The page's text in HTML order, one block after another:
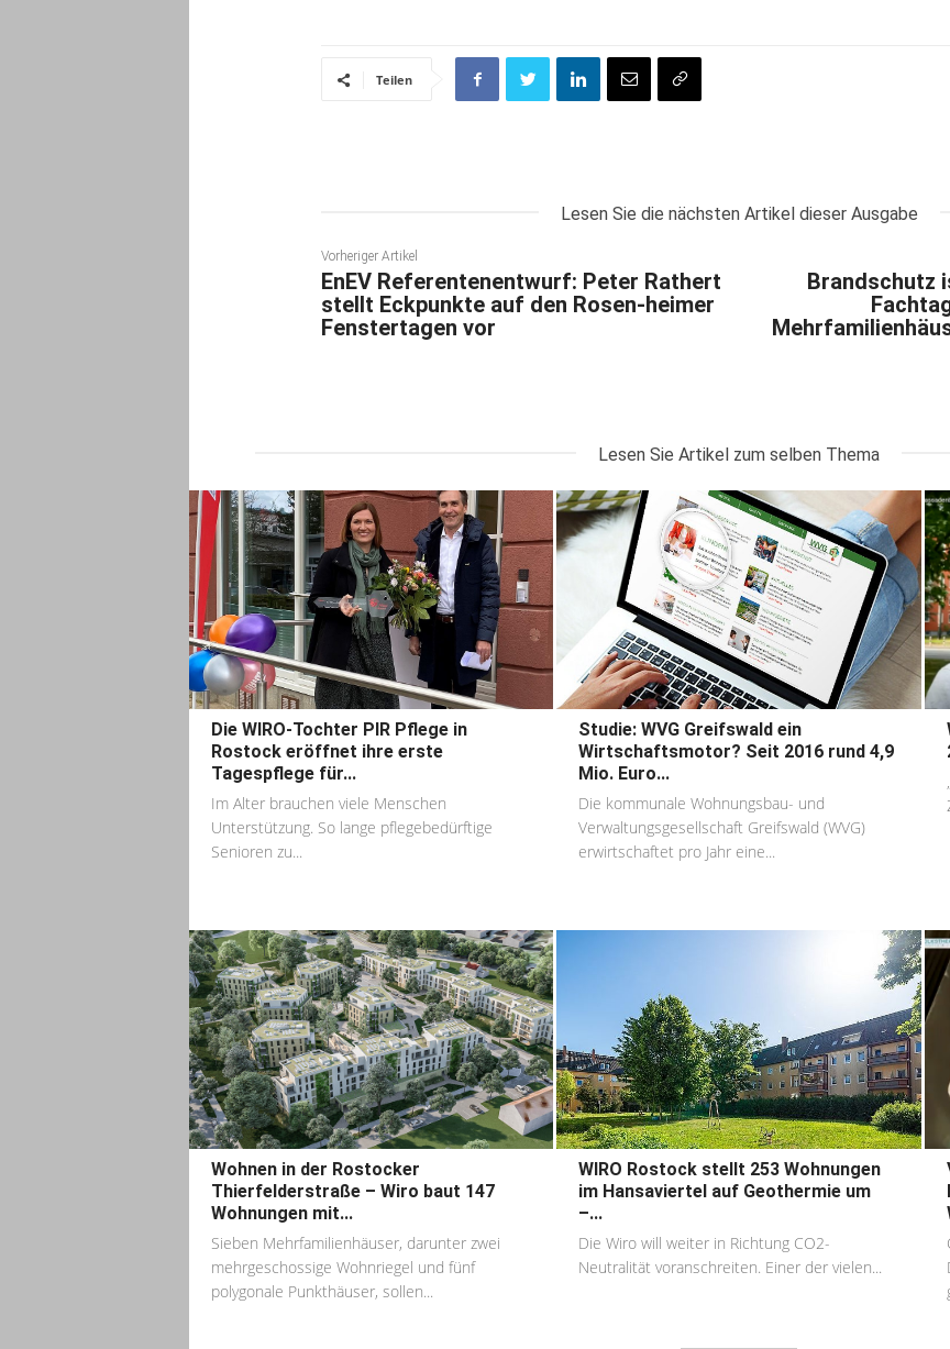
Teilen
Lesen Sie die nächsten Artikel dieser Ausgabe
Vorheriger Artikel
EnEV Referentenentwurf: Peter Rathert
stellt Eckpunkte auf den Rosen-heimer
Fenstertagen vor
Brandschutz
Lesen Sie Artikel zum selben Thema
Die WIRO-Tochter PIR Pflege in
Rostock eröffnet ihre erste
Tagespflege für...
Im Alter brauchen viele Menschen
Unterstützung. So lange pflegebedürftige
Senioren zu...
Studie: WVG Greifswald ein
Wirtschaftsmotor? Seit 2016 rund 4,9
Mio. Euro...
Die kommunale Wohnungsbau- und
Verwaltungsgesellschaft Greifswald (WVG)
erwirtschaftet pro Jahr eine...
Wohnen in der Rostocker
Thierfelderstraße – Wiro baut 147
Wohnungen mit...
Sieben Mehrfamilienhäuser, darunter zwei
mehrgeschossige Wohnriegel und fünf
polygonale Punkthäuser, sollen...
WIRO Rostock stellt 253 Wohnungen
im Hansaviertel auf Geothermie um
–...
Die Wiro will weiter in Richtung CO2-
Neutralität voranschreiten. Einer der vielen...